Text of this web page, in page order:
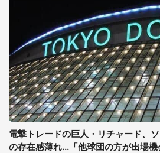
電撃トレードの巨人・リチャード、
の存在感薄れ...「他球団の方が出場